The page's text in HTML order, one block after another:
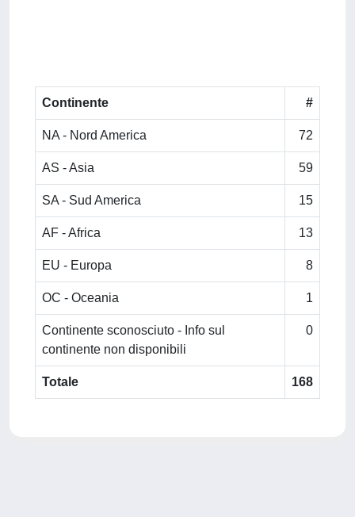
Continente #
NA - Nord America 72
AS - Asia 59
SA - Sud America 15
AF - Africa 13
EU - Europa 8
OC - Oceania 1
Continente sconosciuto - Info sul
continente non disponibili
0
Totale 168